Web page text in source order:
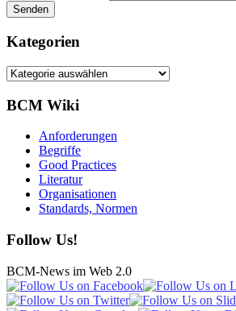
Kategorien
Kategorien
BCM Wiki
Anforderungen
Begriffe
Good Practices
Literatur
Organisationen
Standards, Normen
Follow Us!
BCM-News im Web 2.0